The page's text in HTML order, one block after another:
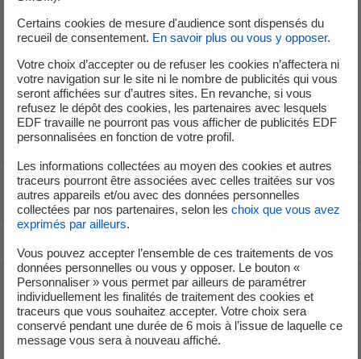
+33 (1) 40 42 46 37
service-de-presse@edf.fr
Voir le fil d'ariane
Groupe
Certains cookies de mesure d'audience sont dispensés du
recueil de consentement. En savoir plus ou vous y opposer.
Votre choix d’accepter ou de refuser les cookies n’affectera ni
votre navigation sur le site ni le nombre de publicités qui vous
seront affichées sur d’autres sites. En revanche, si vous
refusez le dépôt des cookies, les partenaires avec lesquels
EDF travaille ne pourront pas vous afficher de publicités EDF
personnalisées en fonction de votre profil.
Les informations collectées au moyen des cookies et autres
traceurs pourront être associées avec celles traitées sur vos
autres appareils et/ou avec des données personnelles
collectées par nos partenaires, selon les choix que vous avez
exprimés par ailleurs.
Vous pouvez accepter l’ensemble de ces traitements de vos
données personnelles ou vous y opposer. Le bouton «
Personnaliser » vous permet par ailleurs de paramétrer
individuellement les finalités de traitement des cookies et
traceurs que vous souhaitez accepter. Votre choix sera
conservé pendant une durée de 6 mois à l’issue de laquelle ce
message vous sera à nouveau affiché.